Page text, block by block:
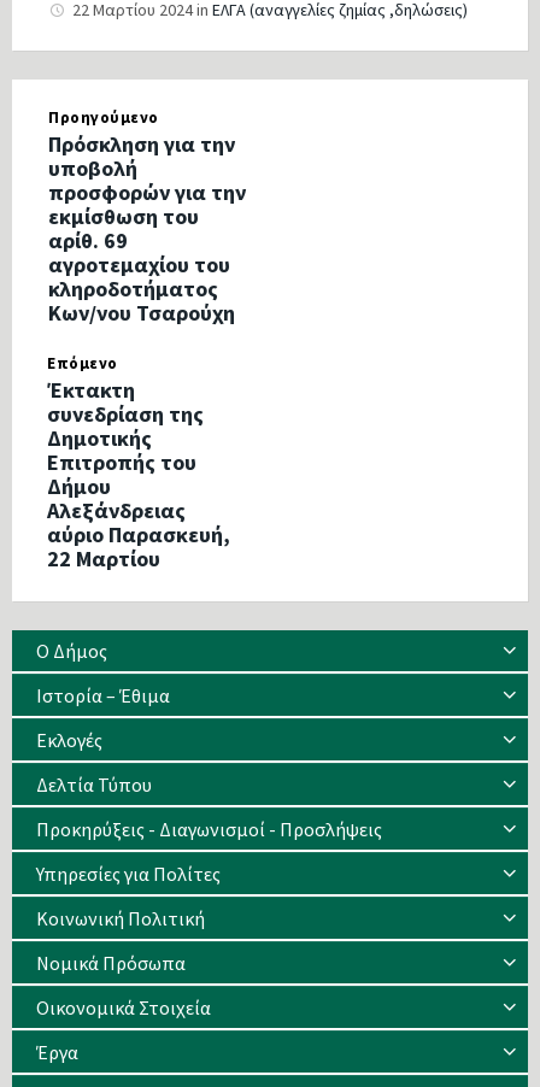
22 Μαρτίου 2024in ΕΛΓΑ (αναγγελίες ζημίας ,δηλώσεις)
Προηγούμενο
Πρόσκληση για την
υποβολή
προσφορών για την
εκμίσθωση του
αρίθ. 69
αγροτεμαχίου του
κληροδοτήματος
Κων/νου Τσαρούχη
Επόμενο
Έκτακτη
συνεδρίαση της
Δημοτικής
Επιτροπής του
Δήμου
Αλεξάνδρειας
αύριο Παρασκευή,
22 Μαρτίου
Ο Δήμος
Ιστορία – Έθιμα
Eκλογές
Δελτία Τύπου
Προκηρύξεις - Διαγωνισμοί - Προσλήψεις
Υπηρεσίες για Πολίτες
Κοινωνική Πολιτική
Νομικά Πρόσωπα
Οικονομικά Στοιχεία
Έργα